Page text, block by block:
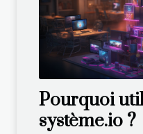
Pourquoi
système.io ?